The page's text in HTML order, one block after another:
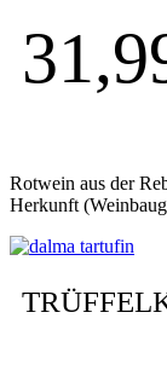
Rotwein aus der
Herkunft